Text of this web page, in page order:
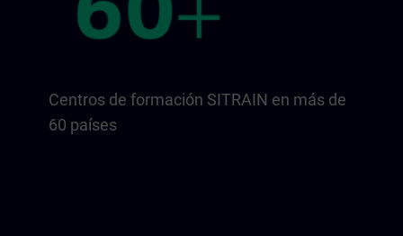
Centros de formación SITRAIN en más de
60 países